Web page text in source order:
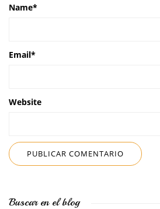
Name*
Email*
Website
Buscar en el blog